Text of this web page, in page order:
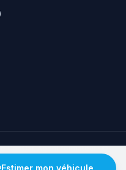
CapCar, Agent formateur· ©
réservés
Estimer mon véhicule